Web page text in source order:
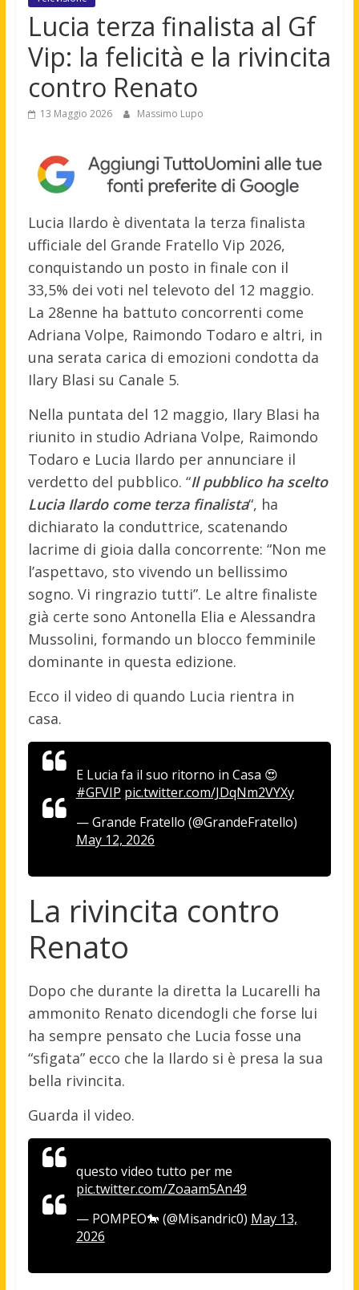
Lucia terza finalista al Gf
Vip: la felicità e la rivincita
contro Renato
13 Maggio 2026 Massimo Lupo
Lucia Ilardo è diventata la terza finalista
ufficiale del Grande Fratello Vip 2026,
conquistando un posto in finale con il
33,5% dei voti nel televoto del 12 maggio.
La 28enne ha battuto concorrenti come
Adriana Volpe, Raimondo Todaro e altri, in
una serata carica di emozioni condotta da
Ilary Blasi su Canale 5.
Nella puntata del 12 maggio, Ilary Blasi ha
riunito in studio Adriana Volpe, Raimondo
Todaro e Lucia Ilardo per annunciare il
verdetto del pubblico. “Il pubblico ha scelto
Lucia Ilardo come terza finalista“, ha
dichiarato la conduttrice, scatenando
lacrime di gioia dalla concorrente: “Non me
l’aspettavo, sto vivendo un bellissimo
sogno. Vi ringrazio tutti”. Le altre finaliste
già certe sono Antonella Elia e Alessandra
Mussolini, formando un blocco femminile
dominante in questa edizione.
Ecco il video di quando Lucia rientra in
casa.
E Lucia fa il suo ritorno in Casa 😍
#GFVIP pic.twitter.com/JDqNm2VYXy
— Grande Fratello (@GrandeFratello)
May 12, 2026
La rivincita contro
Renato
Dopo che durante la diretta la Lucarelli ha
ammonito Renato dicendogli che forse lui
ha sempre pensato che Lucia fosse una
“sfigata” ecco che la Ilardo si è presa la sua
bella rivincita.
Guarda il video.
questo video tutto per me
pic.twitter.com/Zoaam5An49
— POMPEO🐎 (@Misandric0) May 13,
2026